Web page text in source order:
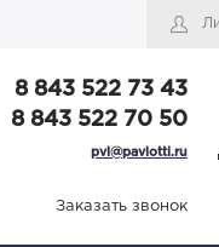
8 843 522 73 43
8 843 522 70 50
pvl@pavlotti.ru
Заказать звонок